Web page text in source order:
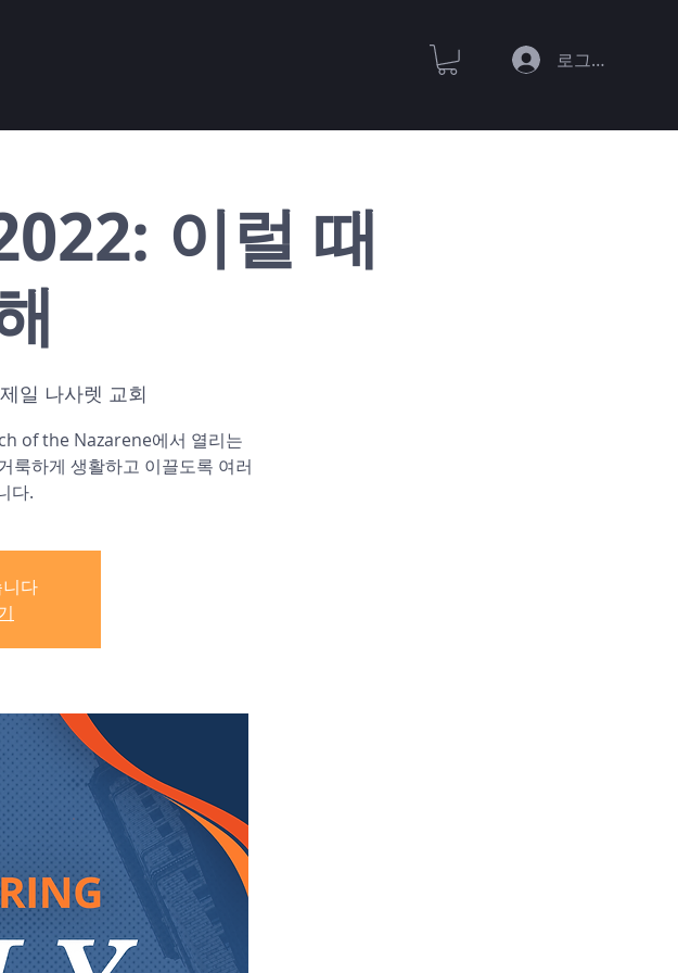
로그인
이럴 때
일 나사렛 교회
of the Nazarene에서 열리는
룩하게 생활하고 이끌도록 여러
다.
다